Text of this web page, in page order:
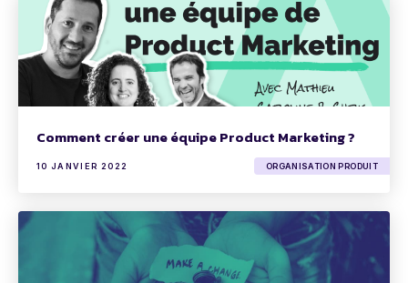
Comment créer une équipe Product Marketing ?
10 JANVIER 2022 ORGANISATION PRODUIT